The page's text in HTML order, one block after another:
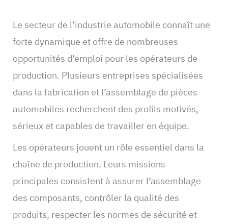
Le secteur de l’industrie automobile connaît une
forte dynamique et offre de nombreuses
opportunités d’emploi pour les opérateurs de
production. Plusieurs entreprises spécialisées
dans la fabrication et l’assemblage de pièces
automobiles recherchent des profils motivés,
sérieux et capables de travailler en équipe.
Les opérateurs jouent un rôle essentiel dans la
chaîne de production. Leurs missions
principales consistent à assurer l’assemblage
des composants, contrôler la qualité des
produits, respecter les normes de sécurité et